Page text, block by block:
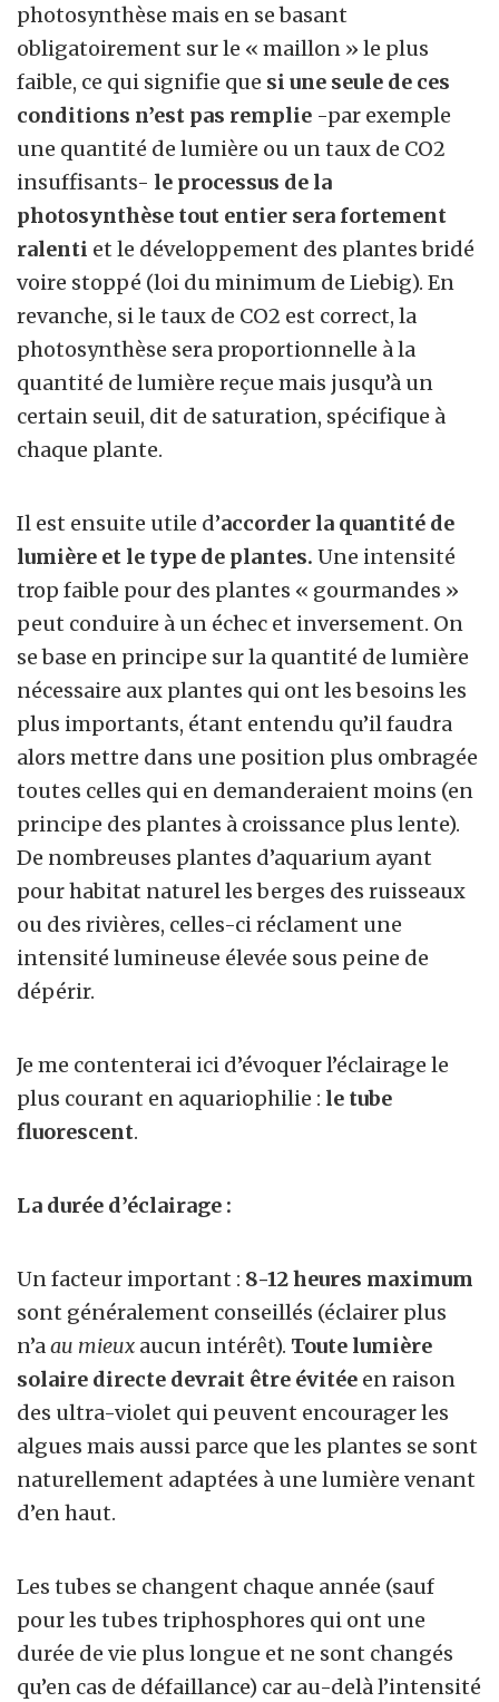
photosynthèse mais en se basant
obligatoirement sur le « maillon » le plus
faible, ce qui signifie que si une seule de ces
conditions n’est pas remplie -par exemple
une quantité de lumière ou un taux de CO2
insuffisants- le processus de la
photosynthèse tout entier sera fortement
ralenti et le développement des plantes bridé
voire stoppé (loi du minimum de Liebig). En
revanche, si le taux de CO2 est correct, la
photosynthèse sera proportionnelle à la
quantité de lumière reçue mais jusqu’à un
certain seuil, dit de saturation, spécifique à
chaque plante.
Il est ensuite utile d’accorder la quantité de
lumière et le type de plantes. Une intensité
trop faible pour des plantes « gourmandes »
peut conduire à un échec et inversement. On
se base en principe sur la quantité de lumière
nécessaire aux plantes qui ont les besoins les
plus importants, étant entendu qu’il faudra
alors mettre dans une position plus ombragée
toutes celles qui en demanderaient moins (en
principe des plantes à croissance plus lente).
De nombreuses plantes d’aquarium ayant
pour habitat naturel les berges des ruisseaux
ou des rivières, celles-ci réclament une
intensité lumineuse élevée sous peine de
dépérir.
Je me contenterai ici d’évoquer l’éclairage le
plus courant en aquariophilie : le tube
fluorescent.
La durée d’éclairage :
Un facteur important : 8-12 heures maximum
sont généralement conseillés (éclairer plus
n’a au mieux aucun intérêt). Toute lumière
solaire directe devrait être évitée en raison
des ultra-violet qui peuvent encourager les
algues mais aussi parce que les plantes se sont
naturellement adaptées à une lumière venant
d’en haut.
Les tubes se changent chaque année (sauf
pour les tubes triphosphores qui ont une
durée de vie plus longue et ne sont changés
qu’en cas de défaillance) car au-delà l’intensité